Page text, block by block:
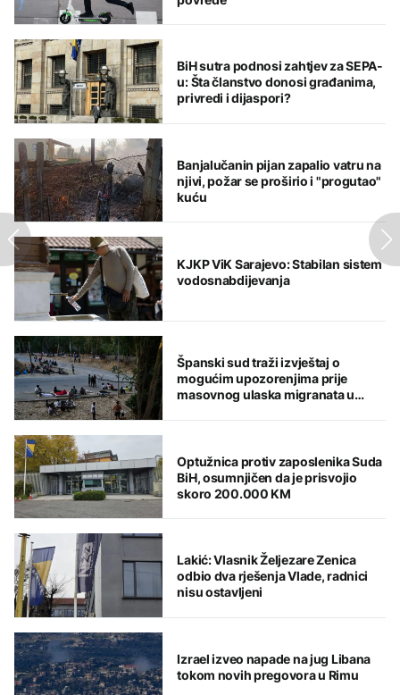
BiH sutra podnosi zahtjev za SEPA-
u: Šta članstvo donosi građanima,
privredi i dijaspori?
Banjalučanin pijan zapalio vatru na
njivi, požar se proširio i "progutao"
kuću
KJKP ViK Sarajevo: Stabilan sistem
vodosnabdijevanja
Španski sud traži izvještaj o
mogućim upozorenjima prije
masovnog ulaska migranata u
Optužnica protiv zaposlenika Suda
BiH, osumnjičen da je prisvojio
skoro 200.000 KM
Lakić: Vlasnik Željezare Zenica
odbio dva rješenja Vlade, radnici
nisu ostavljeni
Izrael izveo napade na jug Libana
tokom novih pregovora u Rimu